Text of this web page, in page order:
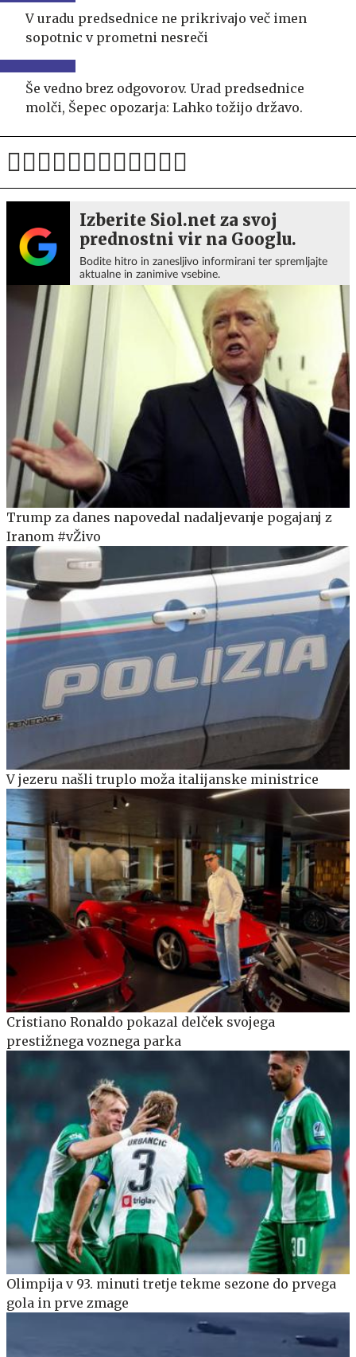
V uradu predsednice ne prikrivajo več imen
sopotnic v prometni nesreči
Še vedno brez odgovorov. Urad predsednice
molči, Šepec opozarja: Lahko tožijo državo.
Izberite Siol.net za svoj
prednostni vir na Googlu.
Bodite hitro in zanesljivo informirani ter spremljajte
aktualne in zanimive vsebine.
Trump za danes napovedal nadaljevanje pogajanj z
Iranom #vŽivo
V jezeru našli truplo moža italijanske ministrice
Cristiano Ronaldo pokazal delček svojega
prestižnega voznega parka
Olimpija v 93. minuti tretje tekme sezone do prvega
gola in prve zmage